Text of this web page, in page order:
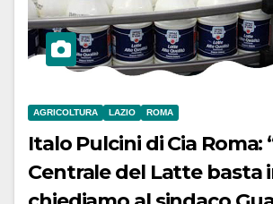
AGRICOLTURA LAZIO ROMA
Italo Pulcini di Cia Roma:
Centrale del Latte basta